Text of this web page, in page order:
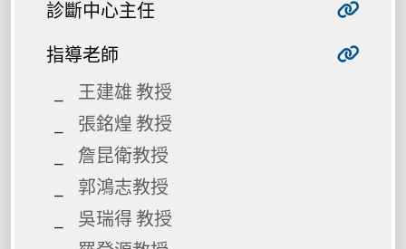
診斷中心主任
指導老師
王建雄 教授
張銘煌 教授
詹昆衛教授
郭鴻志教授
吳瑞得 教授